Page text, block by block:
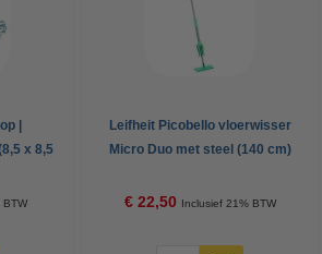
|
x 8,5
BTW
Leifheit Picobello vloerwisser
Micro Duo met steel (140 cm)
€ 22,50 Inclusief 21% BTW